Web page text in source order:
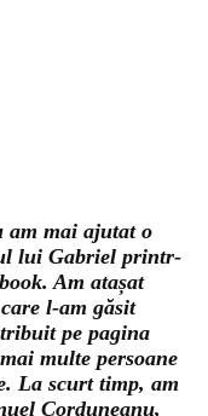
am mai ajutat o
lui Gabriel printr-
Am atașat
l-am găsit
pe pagina
multe persoane
La scurt timp, am
Corduneanu,